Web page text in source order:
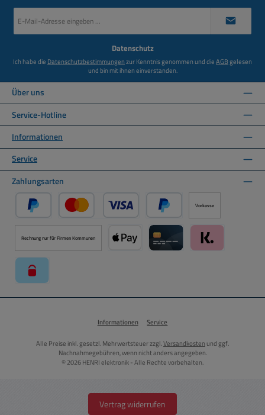
Mail-
Datenschutz
Ich habe die Datenschutzbestimmungenzur Kenntnis genommen und dieAGBgelesen
und bin mit ihnen einverstanden.
Über uns
Service-Hotline
Informationen
Service
Zahlungsarten
PayPal Kredit- oder Debitkarte über PayPal
Später Bezahlen über PayPal
Vorkasse
Rechnung nur für Firmen Kommunen
Informationen Service
Alle Preise inkl. gesetzl. Mehrwertsteuer zzgl.Versandkosten und ggf.
Nachnahmegebühren, wenn nicht anders angegeben.
© 2026 HENRI elektronik - Alle Rechte vorbehalten.
Vertrag widerrufen